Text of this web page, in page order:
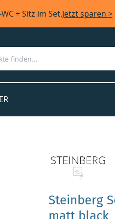
+ Sitz im Set.Jetzt sparen >
Steinberg